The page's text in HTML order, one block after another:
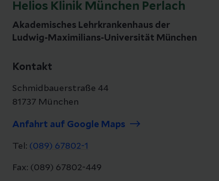
Helios Klinik München Perlach
Akademisches Lehrkrankenhaus der
Ludwig-Maximilians-Universität München
Kontakt
Schmidbauerstraße 44
81737 München
Anfahrt auf Google Maps
Tel: (089) 67802-1
Fax: (089) 67802-449